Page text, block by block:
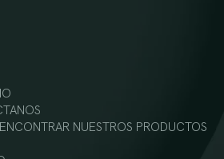
NUESTROS PRODUCTOS